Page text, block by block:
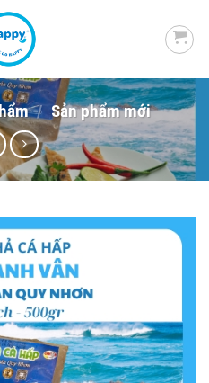
/ Sản phẩm mới